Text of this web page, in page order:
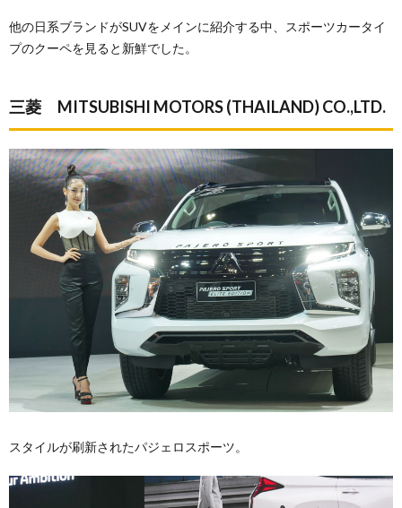
他の日系ブランドがSUVをメインに紹介する中、スポーツカータイ
プのクーペを見ると新鮮でした。
三菱 MITSUBISHI MOTORS (THAILAND) CO.,LTD.
スタイルが刷新されたパジェロスポーツ。